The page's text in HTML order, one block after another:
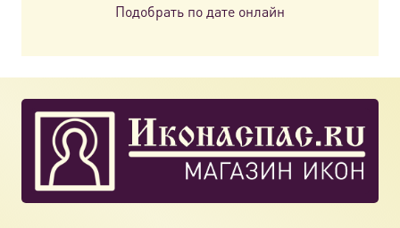
Подобрать по дате онлайн